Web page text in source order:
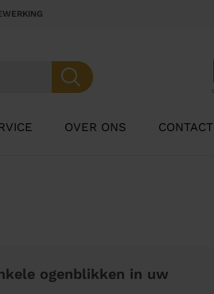
OVER ONS CONTACT
ogenblikken in uw